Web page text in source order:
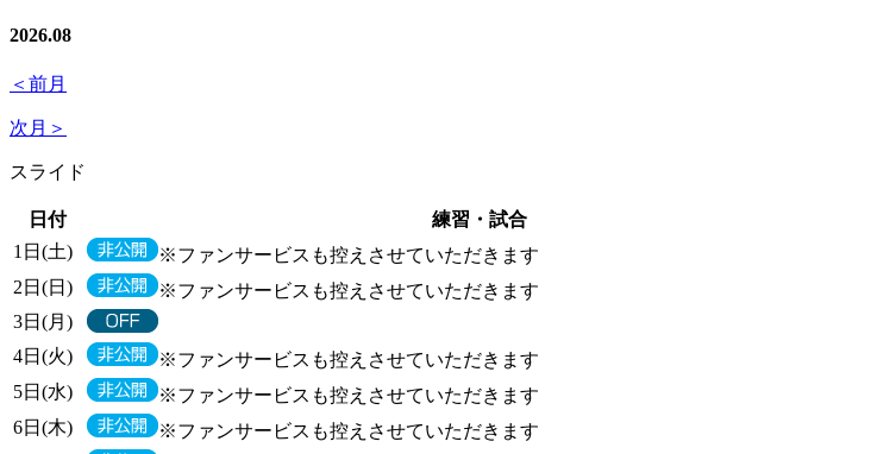
2026.08
＜前月
次月＞
スライド
日付 練習・試合
1日(土)
※ファンサービスも控えさせていただきます
2日(日)
※ファンサービスも控えさせていただきます
3日(月)
4日(火)
※ファンサービスも控えさせていただきます
5日(水)
※ファンサービスも控えさせていただきます
6日(木)
※ファンサービスも控えさせていただきます